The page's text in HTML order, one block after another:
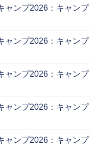
ャンプ2026：キャンプ
ャンプ2026：キャンプ
ャンプ2026：キャンプ
ャンプ2026：キャンプ
ャンプ2026：キャンプ